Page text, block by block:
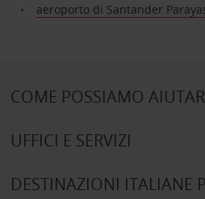
aeroporto di Santander
COME POSSIAMO
UFFICI E SERVIZI
DESTINAZIONI ITALIANE